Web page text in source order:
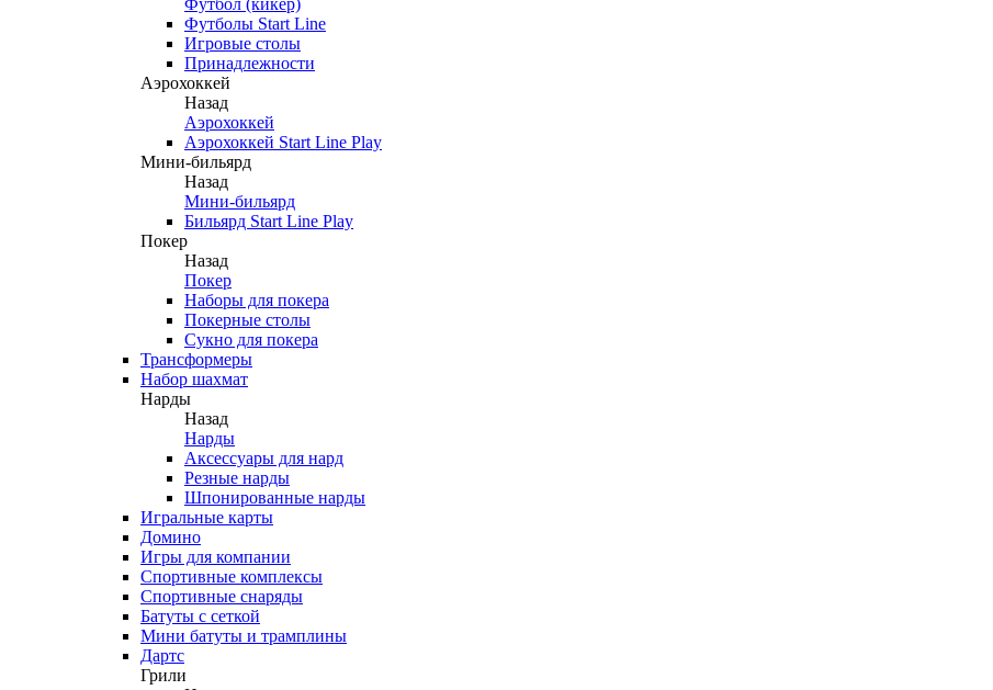
Футбол (кикер)
Футболы Start Line
Игровые столы
Принадлежности
Аэрохоккей
Назад
Аэрохоккей
Аэрохоккей Start Line Play
Мини-бильярд
Назад
Мини-бильярд
Бильярд Start Line Play
Покер
Назад
Покер
Наборы для покера
Покерные столы
Сукно для покера
Трансформеры
Набор шахмат
Нарды
Назад
Нарды
Аксессуары для нард
Резные нарды
Шпонированные нарды
Игральные карты
Домино
Игры для компании
Спортивные комплексы
Спортивные снаряды
Батуты с сеткой
Мини батуты и трамплины
Дартс
Грили